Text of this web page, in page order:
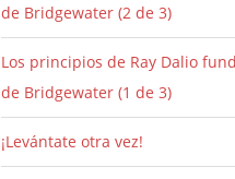
de Bridgewater (2 de 3)
Los principios de Ray Dalio
de Bridgewater (1 de 3)
¡Levántate otra vez!